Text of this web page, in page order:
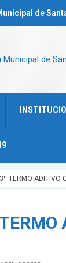
de
3º TERMO ADITIVO